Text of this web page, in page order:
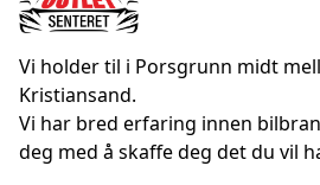
- Skinntrukket ratt
- Teleskop- og tiltjusterbart ratt
- Oppvarmede seter
- Elektriske vinduer
- Elektriske speil
Vi holder til i Porsgrunn midt
Kristiansand.
Vi har bred erfaring innen
deg med å skaffe deg det du vil